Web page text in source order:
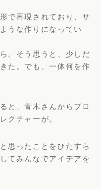
で再現されており、サ
うな作りになってい
。そう思うと、少しだ
た。でも、一体何を作
と、青木さんからプロ
クチャーが。
思ったことをひたすら
てみんなでアイデアを